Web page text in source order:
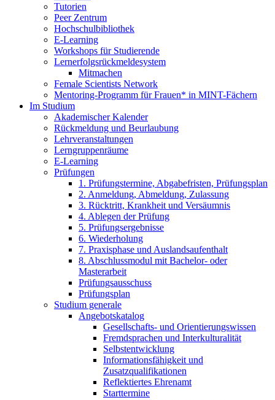
Tutorien
Peer Zentrum
Hochschulbibliothek
E-Learning
Workshops für Studierende
Lernerfolgsrückmeldesystem
Mitmachen
Female Scientists Network
Mentoring-Programm für Frauen* in MINT-Fächern
Im Studium
Akademischer Kalender
Rückmeldung und Beurlaubung
Lehrveranstaltungen
Lerngruppenräume
E-Learning
Prüfungen
1. Prüfungstermine, Abgabefristen, Prüfungsplan
2. Anmeldung, Abmeldung, Zulassung
3. Rücktritt, Krankheit und Versäumnis
4. Ablegen der Prüfung
5. Prüfungsergebnisse
6. Wiederholung
7. Praxisphase und Auslandsaufenthalt
8. Abschlussmodul mit Bachelor- oder
Masterarbeit
Prüfungsausschuss
Prüfungsplan
Studium generale
Angebotskatalog
Gesellschafts- und Orientierungswissen
Fremdsprachen und Interkulturalität
Selbstentwicklung
Informationsfähigkeit und
Zusatzqualifikationen
Reflektiertes Ehrenamt
Starttermine